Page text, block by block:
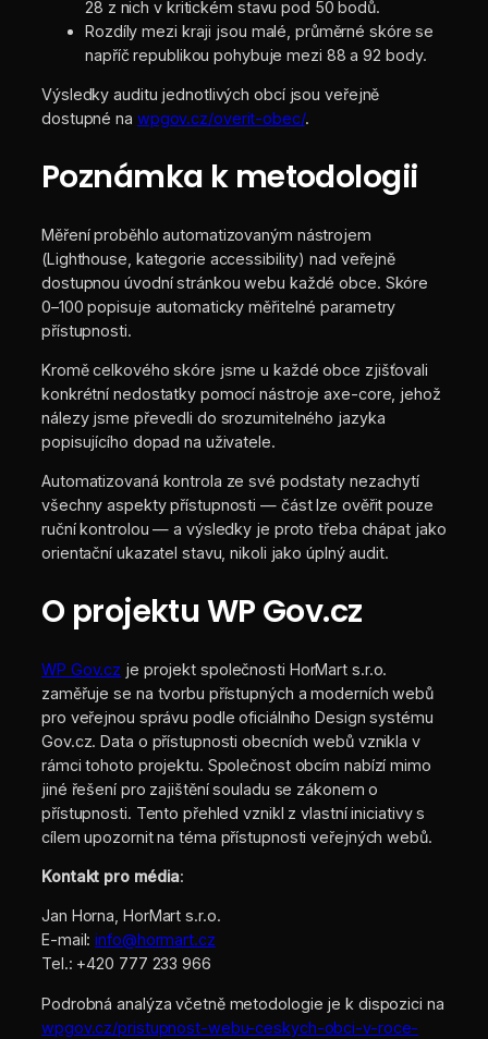
28 z nich v kritickém stavu pod 50 bodů.
Rozdíly mezi kraji jsou malé, průměrné skóre se
napříč republikou pohybuje mezi 88 a 92 body.
Výsledky auditu jednotlivých obcí jsou veřejně
dostupné na wpgov.cz/overit-obec/.
Poznámka k metodologii
Měření proběhlo automatizovaným nástrojem
(Lighthouse, kategorie accessibility) nad veřejně
dostupnou úvodní stránkou webu každé obce. Skóre
0–100 popisuje automaticky měřitelné parametry
přístupnosti.
Kromě celkového skóre jsme u každé obce zjišťovali
konkrétní nedostatky pomocí nástroje axe-core, jehož
nálezy jsme převedli do srozumitelného jazyka
popisujícího dopad na uživatele.
Automatizovaná kontrola ze své podstaty nezachytí
všechny aspekty přístupnosti — část lze ověřit pouze
ruční kontrolou — a výsledky je proto třeba chápat jako
orientační ukazatel stavu, nikoli jako úplný audit.
O projektu WP Gov.cz
WP Gov.cz je projekt společnosti HorMart s.r.o.
zaměřuje se na tvorbu přístupných a moderních webů
pro veřejnou správu podle oficiálního Design systému
Gov.cz. Data o přístupnosti obecních webů vznikla v
rámci tohoto projektu. Společnost obcím nabízí mimo
jiné řešení pro zajištění souladu se zákonem o
přístupnosti. Tento přehled vznikl z vlastní iniciativy s
cílem upozornit na téma přístupnosti veřejných webů.
Kontakt pro média:
Jan Horna, HorMart s.r.o.
E-mail:info@hormart.cz
Tel.: +420 777 233 966
Podrobná analýza včetně metodologie je k dispozici na
wpgov.cz/pristupnost-webu-ceskych-obci-v-roce-